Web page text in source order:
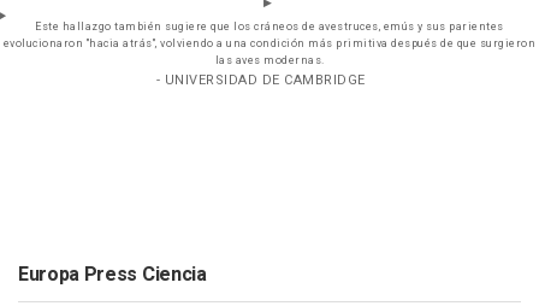
Este hallazgo también sugiere que los cráneos de avestruces, emús y sus parientes
evolucionaron "hacia atrás", volviendo a una condición más primitiva después de que surgieron
las aves modernas.
- UNIVERSIDAD DE CAMBRIDGE
Europa Press Ciencia